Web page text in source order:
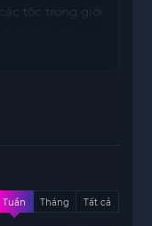
tộc trong giới
là bạn
tối liên quan
toan tính
với tình
Tuần Tháng Tất cả